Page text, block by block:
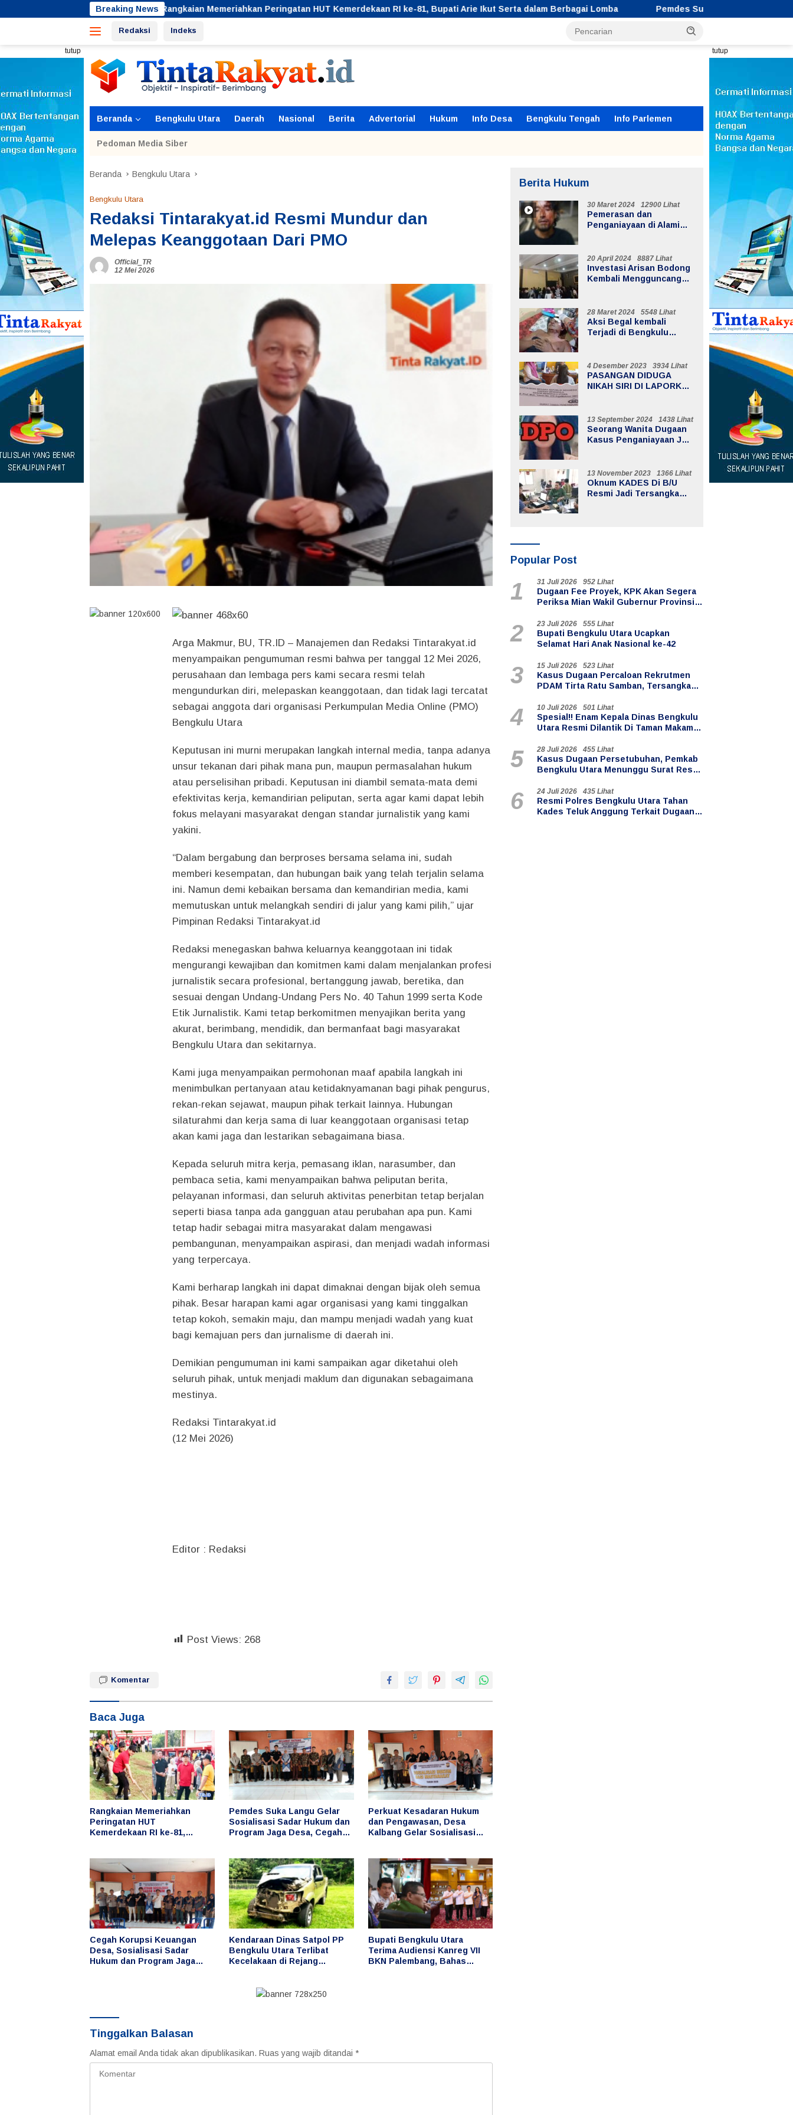
ke
Breaking News
Rangkaian Memeriahkan Peringatan HUT Kemerdekaan RI ke-81, Bupati Arie Ikut Serta dalam Berbagai Lomba Pemdes Suka Langu Gelar Sosialisasi Sadar
Redaksi Indeks
tutup tutup
Beranda Bengkulu Utara Daerah Nasional Berita Advertorial Hukum Info Desa Bengkulu Tengah Info Parlemen
Pedoman Media Siber
Beranda Bengkulu Utara
Bengkulu Utara
Redaksi Tintarakyat.id Resmi Mundur dan
Melepas Keanggotaan Dari PMO
Official_TR
12 Mei 2026
Arga Makmur, BU, TR.ID – Manajemen dan Redaksi Tintarakyat.id
menyampaikan pengumuman resmi bahwa per tanggal 12 Mei 2026,
perusahaan dan lembaga pers kami secara resmi telah
mengundurkan diri, melepaskan keanggotaan, dan tidak lagi tercatat
sebagai anggota dari organisasi Perkumpulan Media Online (PMO)
Bengkulu Utara
Keputusan ini murni merupakan langkah internal media, tanpa adanya
unsur tekanan dari pihak mana pun, maupun permasalahan hukum
atau perselisihan pribadi. Keputusan ini diambil semata-mata demi
efektivitas kerja, kemandirian peliputan, serta agar kami dapat lebih
fokus melayani masyarakat dengan standar jurnalistik yang kami
yakini.
“Dalam bergabung dan berproses bersama selama ini, sudah
memberi kesempatan, dan hubungan baik yang telah terjalin selama
ini. Namun demi kebaikan bersama dan kemandirian media, kami
memutuskan untuk melangkah sendiri di jalur yang kami pilih,” ujar
Pimpinan Redaksi Tintarakyat.id
Redaksi menegaskan bahwa keluarnya keanggotaan ini tidak
mengurangi kewajiban dan komitmen kami dalam menjalankan profesi
jurnalistik secara profesional, bertanggung jawab, beretika, dan
sesuai dengan Undang-Undang Pers No. 40 Tahun 1999 serta Kode
Etik Jurnalistik. Kami tetap berkomitmen menyajikan berita yang
akurat, berimbang, mendidik, dan bermanfaat bagi masyarakat
Bengkulu Utara dan sekitarnya.
Kami juga menyampaikan permohonan maaf apabila langkah ini
menimbulkan pertanyaan atau ketidaknyamanan bagi pihak pengurus,
rekan-rekan sejawat, maupun pihak terkait lainnya. Hubungan
silaturahmi dan kerja sama di luar keanggotaan organisasi tetap
akan kami jaga dan lestarikan sebagaimana biasa.
Kepada seluruh mitra kerja, pemasang iklan, narasumber, dan
pembaca setia, kami menyampaikan bahwa peliputan berita,
pelayanan informasi, dan seluruh aktivitas penerbitan tetap berjalan
seperti biasa tanpa ada gangguan atau perubahan apa pun. Kami
tetap hadir sebagai mitra masyarakat dalam mengawasi
pembangunan, menyampaikan aspirasi, dan menjadi wadah informasi
yang terpercaya.
Kami berharap langkah ini dapat dimaknai dengan bijak oleh semua
pihak. Besar harapan kami agar organisasi yang kami tinggalkan
tetap kokoh, semakin maju, dan mampu menjadi wadah yang kuat
bagi kemajuan pers dan jurnalisme di daerah ini.
Demikian pengumuman ini kami sampaikan agar diketahui oleh
seluruh pihak, untuk menjadi maklum dan digunakan sebagaimana
mestinya.
Redaksi Tintarakyat.id
(12 Mei 2026)
Editor : Redaksi
Post Views: 268
Komentar
Baca Juga
Rangkaian Memeriahkan
Peringatan HUT
Kemerdekaan RI ke-81,
Pemdes Suka Langu Gelar
Sosialisasi Sadar Hukum dan
Program Jaga Desa, Cegah
Perkuat Kesadaran Hukum
dan Pengawasan, Desa
Kalbang Gelar Sosialisasi
Cegah Korupsi Keuangan
Desa, Sosialisasi Sadar
Hukum dan Program Jaga
Kendaraan Dinas Satpol PP
Bengkulu Utara Terlibat
Kecelakaan di Rejang
Bupati Bengkulu Utara
Terima Audiensi Kanreg VII
BKN Palembang, Bahas
Tinggalkan Balasan
Alamat email Anda tidak akan dipublikasikan. Ruas yang wajib ditandai *
Berita Hukum
30 Maret 2024 12900 Lihat
Pemerasan dan
Penganiayaan di Alami
20 April 2024 8887 Lihat
Investasi Arisan Bodong
Kembali Mengguncang
Milyar
28 Maret 2024 5548 Lihat
Aksi Begal kembali
Terjadi di Bengkulu
4 Desember 2023 3934 Lihat
PASANGAN DIDUGA
NIKAH SIRI DI LAPORKAN
13 September 2024 1438 Lihat
Seorang Wanita Dugaan
Kasus Penganiayaan Jadi
13 November 2023 1366 Lihat
Oknum KADES Di B/U
Resmi Jadi Tersangka
Popular Post
1 31 Juli 2026 952 Lihat
Dugaan Fee Proyek, KPK Akan Segera
Periksa Mian Wakil Gubernur Provinsi
2 23 Juli 2026 555 Lihat
Bupati Bengkulu Utara Ucapkan
Selamat Hari Anak Nasional ke-42
3 15 Juli 2026 523 Lihat
Kasus Dugaan Percaloan Rekrutmen
PDAM Tirta Ratu Samban, Tersangka
4 10 Juli 2026 501 Lihat
Spesial!! Enam Kepala Dinas Bengkulu
Utara Resmi Dilantik Di Taman Makam
5 28 Juli 2026 455 Lihat
Kasus Dugaan Persetubuhan, Pemkab
Bengkulu Utara Menunggu Surat Resmi
6 24 Juli 2026 435 Lihat
Resmi Polres Bengkulu Utara Tahan
Kades Teluk Anggung Terkait Dugaan